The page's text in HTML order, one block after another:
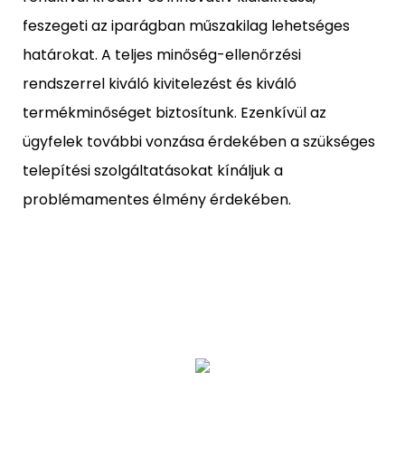
feszegeti az iparágban műszakilag lehetséges
határokat. A teljes minőség-ellenőrzési
rendszerrel kiváló kivitelezést és kiváló
termékminőséget biztosítunk. Ezenkívül az
ügyfelek további vonzása érdekében a szükséges
telepítési szolgáltatásokat kínáljuk a
problémamentes élmény érdekében.